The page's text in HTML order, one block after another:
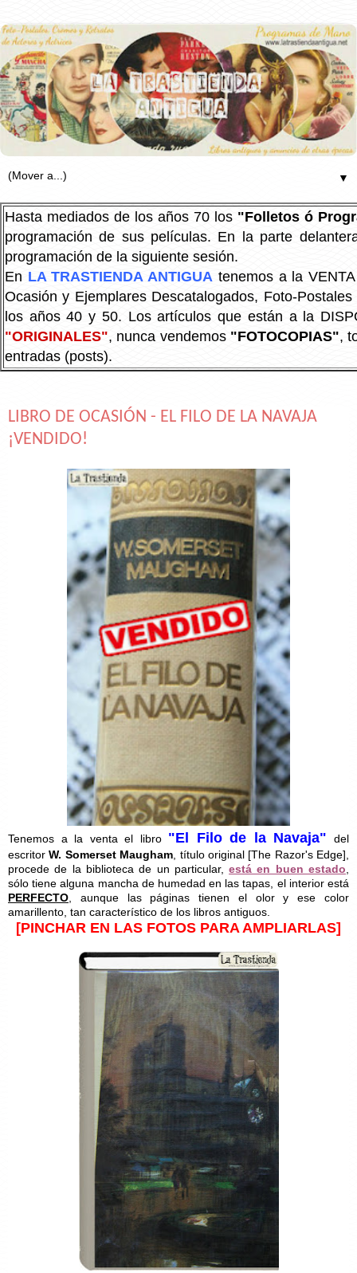
▼
Hasta mediados de los años 70 los "Folletos ó
programación de sus películas. En la parte
programación de la siguiente sesión.
En LA TRASTIENDA ANTIGUA tenemos a la
Ocasión y Ejemplares Descatalogados, Foto-
los años 40 y 50. Los artículos que están a la
"ORIGINALES", nunca vendemos "FOTOCOPIAS",
entradas (posts).
LIBRO DE OCASIÓN - EL FILO DE LA NAVAJA
¡VENDIDO!
Tenemos a la venta el libro "El Filo de la Navaja" del
escritorW. Somerset Maugham , título original [The Razor's Edge],
procede de la biblioteca de un particular,está en buen estado
sólo tiene alguna mancha de humedad en las tapas, el interior está
PERFECTO , aunque las páginas tienen el olor y ese color
amarillento, tan característico de los libros antiguos.
[PINCHAR EN LAS FOTOS PARA AMPLIARLAS]